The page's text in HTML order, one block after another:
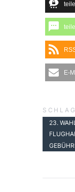
E-
23.